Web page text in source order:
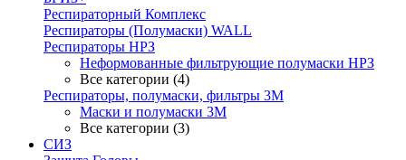
Респираторный Комплекс
Респираторы (Полумаски) WALL
Респираторы НРЗ
Неформованные фильтрующие полумаски НРЗ
Все категории (4)
Респираторы, полумаски, фильтры 3М
Маски и полумаски 3М
Все категории (3)
СИЗ